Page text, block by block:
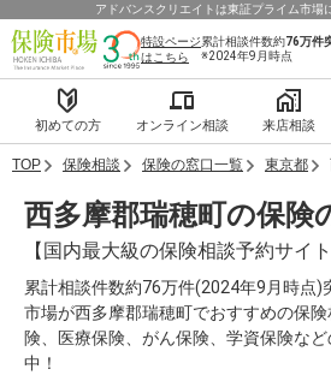
アドバンスクリエイトは東証プライム市場
特設ページ
はこちら
累計相談件数約76万件
※2024年9月時点
初めての方 オンライン相談 来店相談
TOP 保険相談 保険の窓口一覧 東京都
西多摩郡瑞穂町の保険
【国内最大級の保険相談予約サイト
累計相談件数約76万件(2024年9月時点)
市場が西多摩郡瑞穂町でおすすめの保
険、医療保険、がん保険、学資保険な
中！